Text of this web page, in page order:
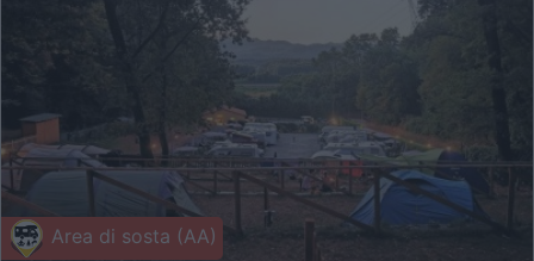
Area di sosta (AA)